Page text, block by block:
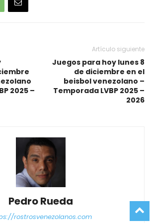
2025 –
Artículo siguiente
Juegos para hoy lunes 8
de diciembre en el
beisbol venezolano –
Temporada LVBP 2025 –
2026
Pedro Rueda
rostrosvenezolanos.com